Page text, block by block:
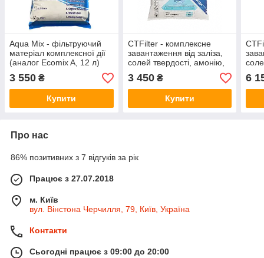
Aqua Mix - фільтруючий
матеріал комплексної дії
(аналог Ecomix A, 12 л)
3 550 ₴
Купити
CTFilter - комплексне
завантаження від заліза,
солей твердості, амонію,
марганцю та органіки
3 450₴
Купити
6
Про нас
86% позитивних з 7 відгуків за рік
Працює з 27.07.2018
м. Київ
вул. Вінстона Черчилля, 79, Київ, Україна
Контакти
Сьогодні працює з 09:00 до 20:00